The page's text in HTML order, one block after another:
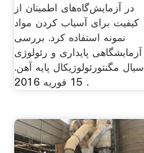
در آزمایش‌گاه‌های اطمینان از
کیفیت برای آسیاب کردن مواد
نمونه استفاده کرد. بررسی
آزمایشگاهی پایداری و رئولوژی
سیال مگنتورئولوژیکال پایه آهن.
15 فوریه 2016 .